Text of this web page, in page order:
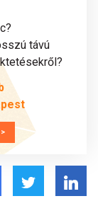
távú